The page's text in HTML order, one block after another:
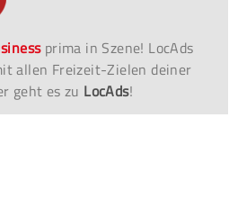
prima in Szene! LocAds
allen Freizeit-Zielen deiner
geht es zu LocAds!